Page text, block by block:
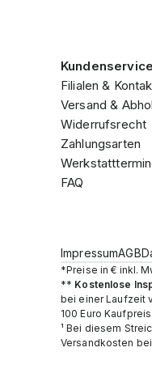
Kundenservice
Filialen &
Versand &
Widerrufsrecht
Zahlungsarten
FAQ
ImpressumAGB
*Preise in € inkl.
** Kostenlose
bei einer Laufzeit
100 Euro
¹ Bei diesem
Versandkosten